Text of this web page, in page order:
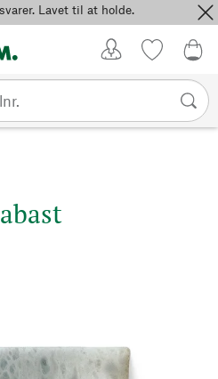
Lavet til at holde.